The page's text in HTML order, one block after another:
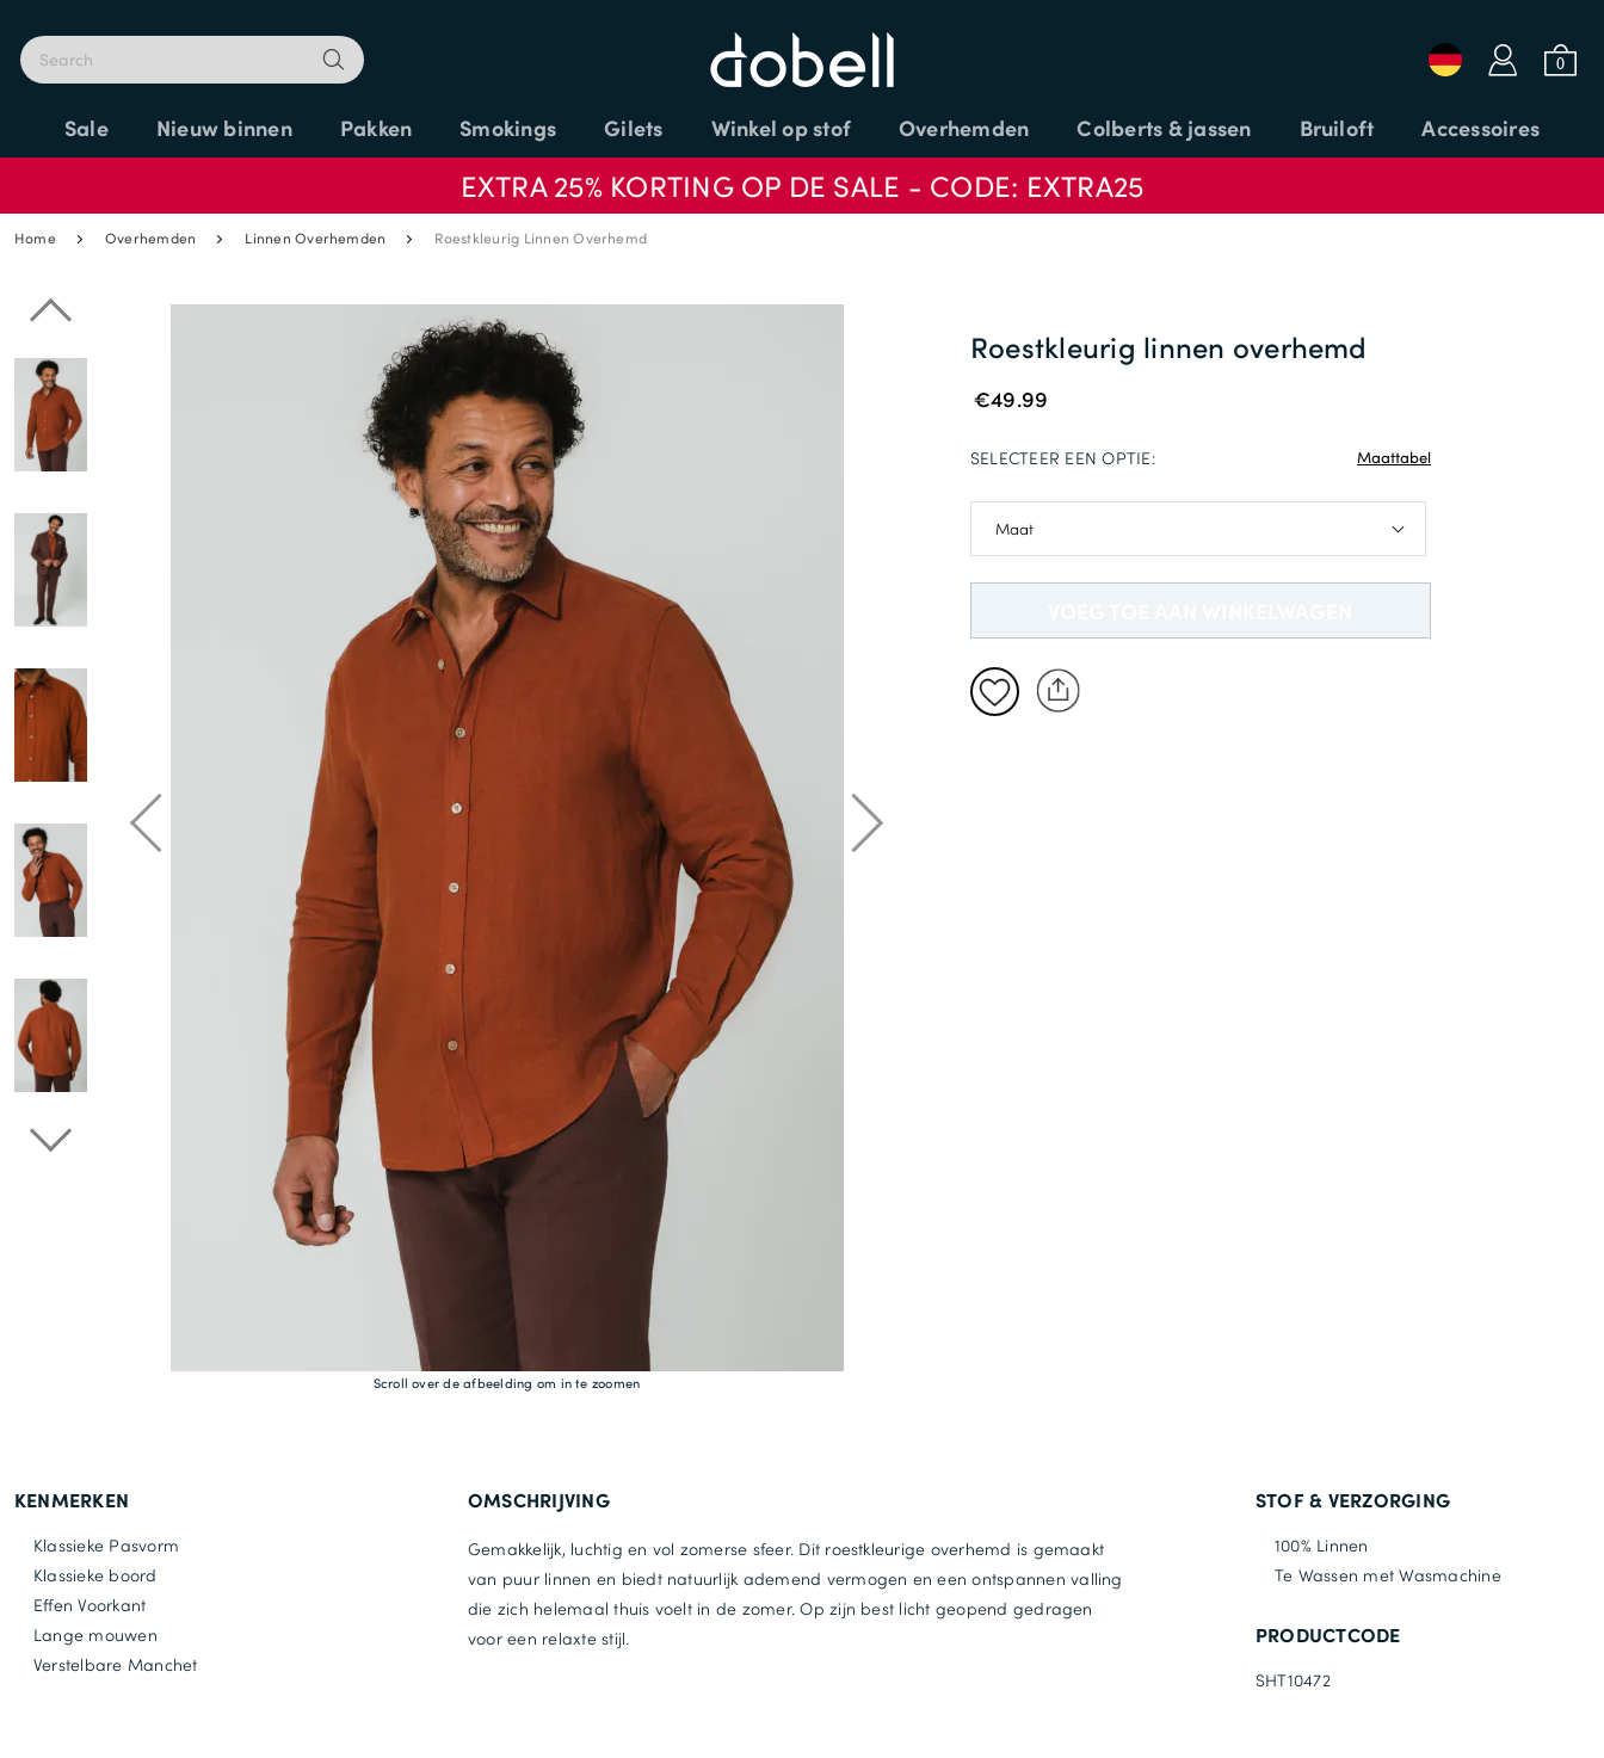
a b
0
Sale Nieuw binnen Pakken Smokings Gilets Winkel op stof Overhemden Colberts & jassen Bruiloft Accessoires
EXTRA 25% KORTING OP DE SALE - CODE: EXTRA25
Home Overhemden Linnen Overhemden Roestkleurig Linnen Overhemd
Scroll over de afbeelding om in te zoomen
€49.99
Roestkleurig linnen overhemd
S
XL
2XL
SELECTEER EEN OPTIE: Maattabel
KENMERKEN
Klassieke Pasvorm
Klassieke boord
Effen Voorkant
Lange mouwen
Verstelbare Manchet
OMSCHRIJVING
Gemakkelijk, luchtig en vol zomerse sfeer. Dit roestkleurige overhemd is gemaakt
van puur linnen en biedt natuurlijk ademend vermogen en een ontspannen valling
die zich helemaal thuis voelt in de zomer. Op zijn best licht geopend gedragen
voor een relaxte stijl.
STOF & VERZORGING
100% Linnen
Te Wassen met Wasmachine
PRODUCTCODE
SHT10472